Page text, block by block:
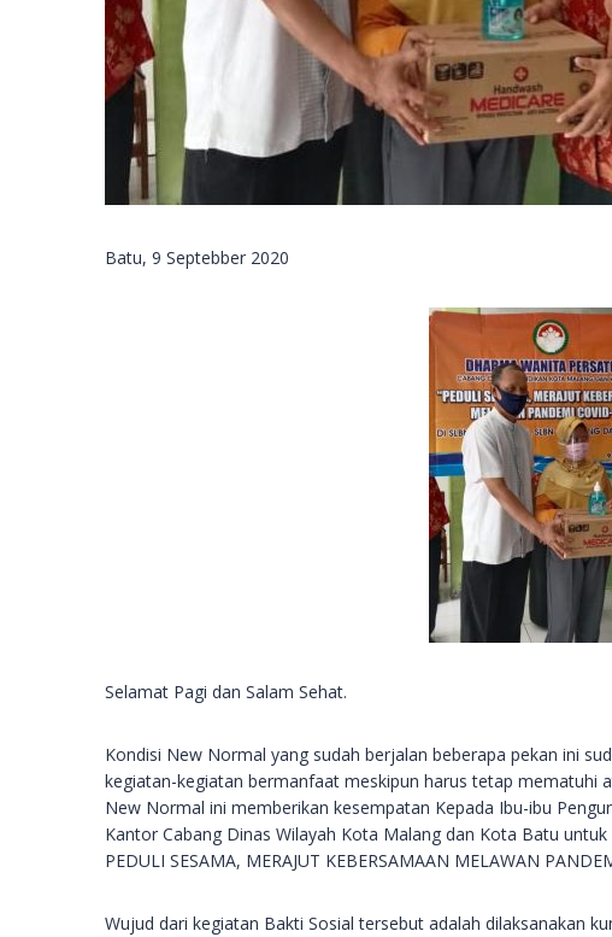
Batu, 9 Septebber 2020
Selamat Pagi dan Salam Sehat.
Kondisi New Normal yang sudah berjalan beberapa pekan ini
kegiatan-kegiatan bermanfaat meskipun harus tetap mematuhi
New Normal ini memberikan kesempatan Kepada Ibu-ibu
Kantor Cabang Dinas Wilayah Kota Malang dan Kota Batu
PEDULI SESAMA, MERAJUT KEBERSAMAAN MELAWAN
Wujud dari kegiatan Bakti Sosial tersebut adalah dilaksanakan